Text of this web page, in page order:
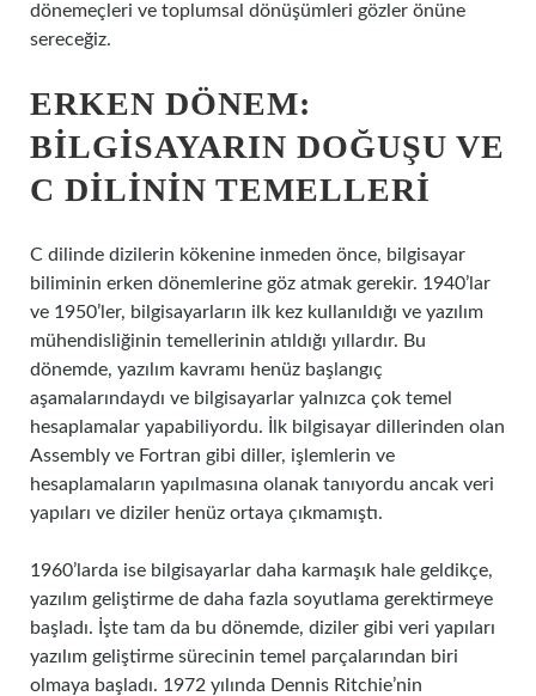
dönemeçleri ve toplumsal dönüşümleri gözler önüne
sereceğiz.
ERKEN DÖNEM:
BILGISAYARIN DOĞUŞU VE
C DILININ TEMELLERI
C dilinde dizilerin kökenine inmeden önce, bilgisayar
biliminin erken dönemlerine göz atmak gerekir. 1940’lar
ve 1950’ler, bilgisayarların ilk kez kullanıldığı ve yazılım
mühendisliğinin temellerinin atıldığı yıllardır. Bu
dönemde, yazılım kavramı henüz başlangıç
aşamalarındaydı ve bilgisayarlar yalnızca çok temel
hesaplamalar yapabiliyordu. İlk bilgisayar dillerinden olan
Assembly ve Fortran gibi diller, işlemlerin ve
hesaplamaların yapılmasına olanak tanıyordu ancak veri
yapıları ve diziler henüz ortaya çıkmamıştı.
1960’larda ise bilgisayarlar daha karmaşık hale geldikçe,
yazılım geliştirme de daha fazla soyutlama gerektirmeye
başladı. İşte tam da bu dönemde, diziler gibi veri yapıları
yazılım geliştirme sürecinin temel parçalarından biri
olmaya başladı. 1972 yılında Dennis Ritchie’nin